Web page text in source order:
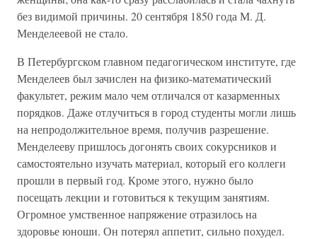
без видимой причины. 20 сентября 1850 года М. Д.
Менделеевой не стало.
В Петербургском главном педагогическом институте, где
Менделеев был зачислен на физико-математический
факультет, режим мало чем отличался от казарменных
порядков. Даже отлучиться в город студенты могли лишь
на непродолжительное время, получив разрешение.
Менделееву пришлось догонять своих сокурсников и
самостоятельно изучать материал, который его коллеги
прошли в первый год. Кроме этого, нужно было
посещать лекции и готовиться к текущим занятиям.
Огромное умственное напряжение отразилось на
здоровье юноши. Он потерял аппетит, сильно похудел.